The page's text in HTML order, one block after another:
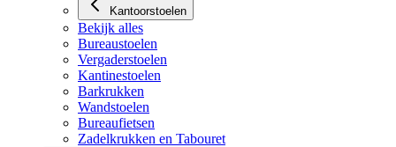
Kantoorstoelen
Bekijk alles
Bureaustoelen
Vergaderstoelen
Kantinestoelen
Barkrukken
Wandstoelen
Bureaufietsen
Zadelkrukken en Tabouret